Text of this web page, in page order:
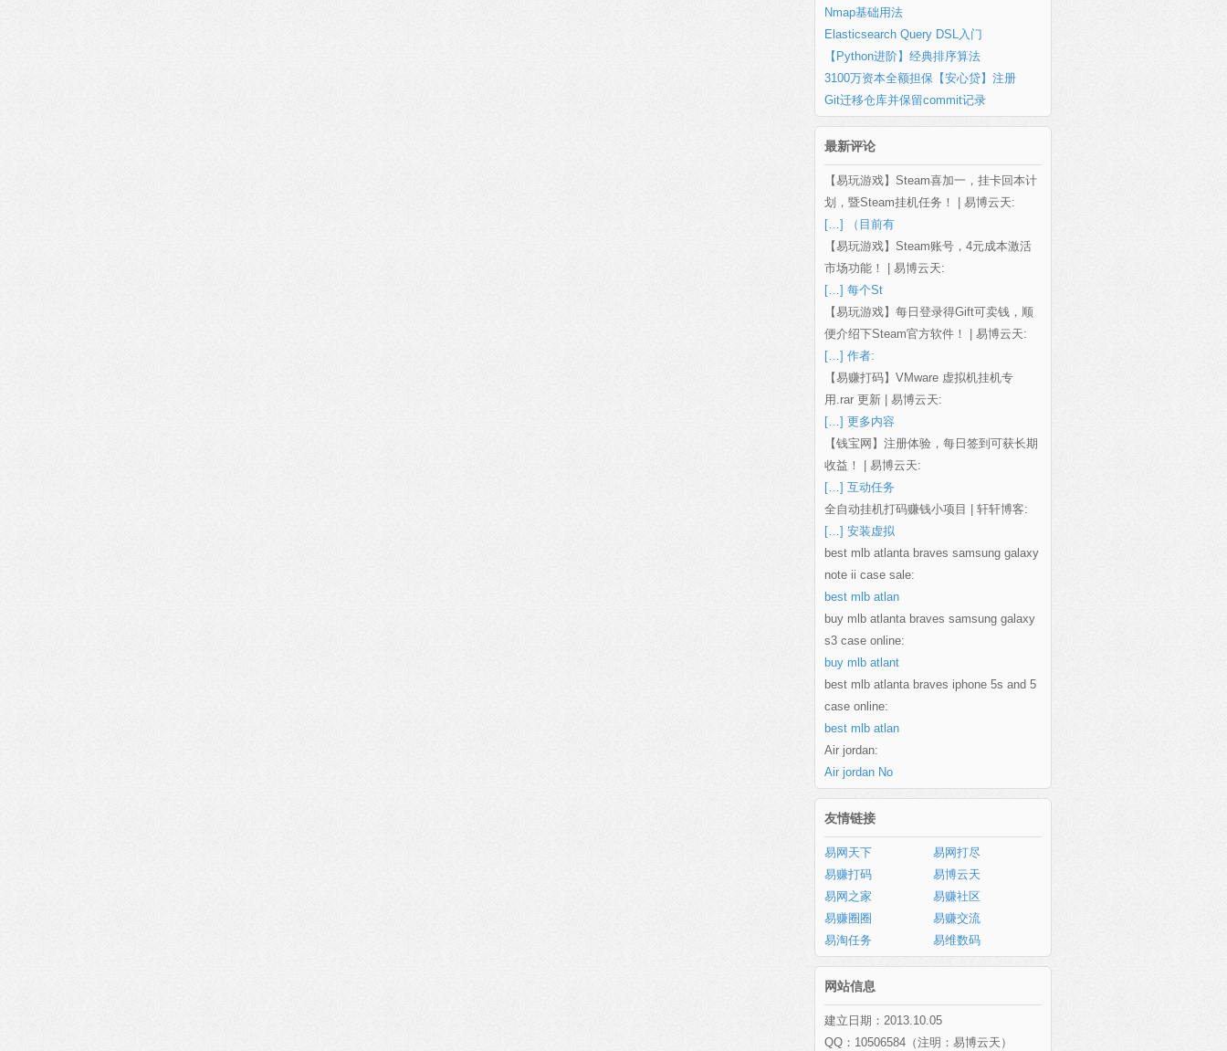
Nmap基础用法
Elasticsearch Query DSL入门
【Python进阶】经典排序算法
3100万资本全额担保【安心贷】注册
Git迁移仓库并保留commit记录
最新评论
【易玩游戏】Steam喜加一，挂卡回本计
划，暨Steam挂机任务！ | 易博云天:
[…] （目前有
【易玩游戏】Steam账号，4元成本激活
市场功能！ | 易博云天:
[…] 每个St
【易玩游戏】每日登录得Gift可卖钱，顺
便介绍下Steam官方软件！ | 易博云天:
[…] 作者:
【易赚打码】VMware 虚拟机挂机专
用.rar 更新 | 易博云天:
[…] 更多内容
【钱宝网】注册体验，每日签到可获长期
收益！ | 易博云天:
[…] 互动任务
全自动挂机打码赚钱小项目 | 轩轩博客:
[…] 安装虚拟
best mlb atlanta braves samsung galaxy
note ii case sale:
best mlb atlan
buy mlb atlanta braves samsung galaxy
s3 case online:
buy mlb atlant
best mlb atlanta braves iphone 5s and 5
case online:
best mlb atlan
Air jordan:
Air jordan No
友情链接
易网天下
易网打尽
易赚打码
易博云天
易网之家
易赚社区
易赚圈圈
易赚交流
易淘任务
易维数码
网站信息
建立日期：2013.10.05
QQ：10506584（注明：易博云天）